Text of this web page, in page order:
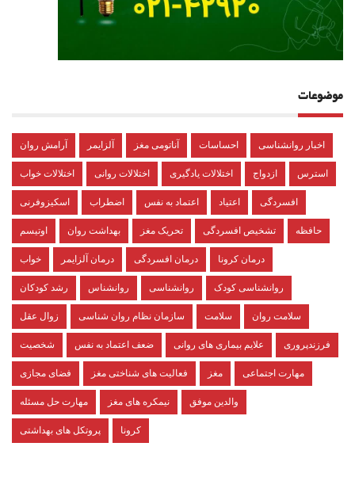
موضوعات
آرامش روان آلزایمر آناتومی مغز احساسات اخبار روانشناسی
اختلالات خواب اختلالات روانی اختلالات یادگیری ازدواج استرس
اسکیزوفرنی اضطراب اعتماد به نفس اعتیاد افسردگی
اوتیسم بهداشت روان تحریک مغز تشخیص افسردگی حافظه
خواب درمان آلزایمر درمان افسردگی درمان کرونا
رشد کودکان روانشناس روانشناسی روانشناسی کودک
زوال عقل سازمان نظام روان شناسی سلامت سلامت روان
شخصیت ضعف اعتماد به نفس علایم بیماری های روانی فرزندپروری
فضای مجازی فعالیت های شناختی مغز مغز مهارت اجتماعی
مهارت حل مسئله نیمکره های مغز والدین موفق
پروتکل های بهداشتی کرونا